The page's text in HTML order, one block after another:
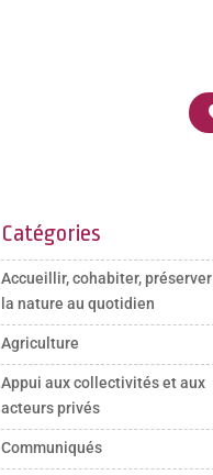
Catégories
Accueillir, cohabiter, préserver
la nature au quotidien
Agriculture
Appui aux collectivités et aux
acteurs privés
Communiqués